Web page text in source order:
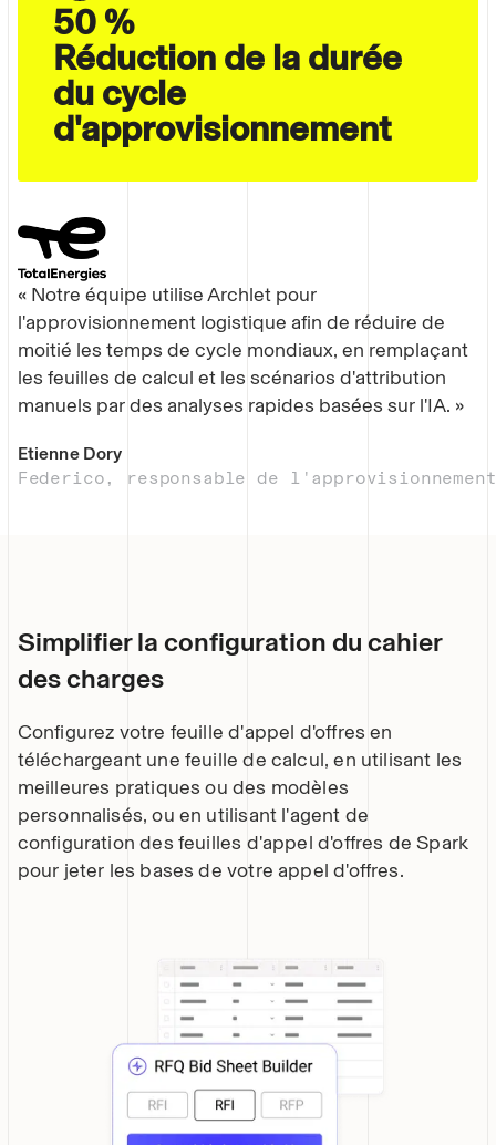
50 %
Réduction de la durée
du cycle
d'approvisionnement
« Notre équipe utilise Archlet pour
l'approvisionnement logistique afin de réduire de
moitié les temps de cycle mondiaux, en remplaçant
les feuilles de calcul et les scénarios d'attribution
manuels par des analyses rapides basées sur l'IA. »
Etienne Dory
Federico, responsable de l'approvisionnement
Simplifier la configuration du cahier
des charges
Configurez votre feuille d'appel d'offres en
téléchargeant une feuille de calcul, en utilisant les
meilleures pratiques ou des modèles
personnalisés, ou en utilisant l'agent de
configuration des feuilles d'appel d'offres de Spark
pour jeter les bases de votre appel d'offres.